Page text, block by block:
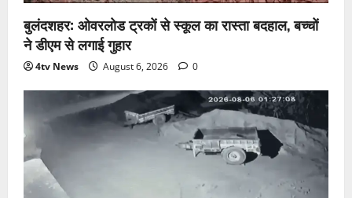
बुलंदशहर: ओवरलोड ट्रकों से स्कूल का रास्ता बदहाल, बच्चों
ने डीएम से लगाई गुहार
4tv News August 6, 2026 0